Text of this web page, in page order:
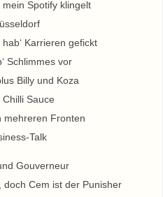
Spotify klingelt
Karrieren gefickt
Schlimmes vor
Billy und Koza
Sauce
mehreren Fronten
Talk
Gouverneur
Cem ist der Punisher